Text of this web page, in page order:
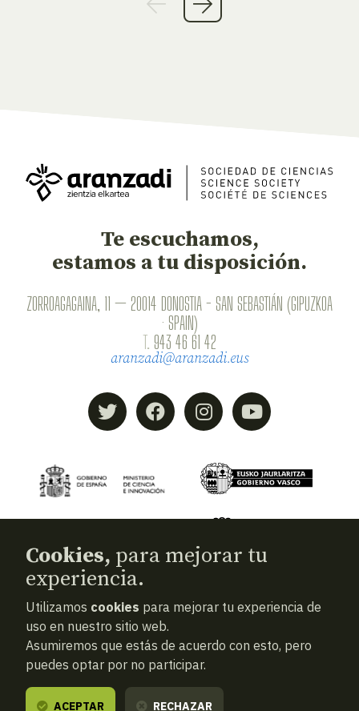
Te escuchamos,
estamos a tu disposición.
ZORROAGAGAINA, 11 — 20014 DONOSTIA - SAN SEBASTIÁN (GIPUZKOA
· SPAIN)
T. 943 46 61 42
aranzadi@aranzadi.eus
© 2026Aranzadi — Zientzia elkartea
Términos y condiciones
Política de privacidad
Cookies
Cookies, para mejorar tu
experiencia.
Utilizamos cookies para mejorar tu experiencia de
uso en nuestro sitio web.
Asumiremos que estás de acuerdo con esto, pero
puedes optar por no participar.
ACEPTAR RECHAZAR